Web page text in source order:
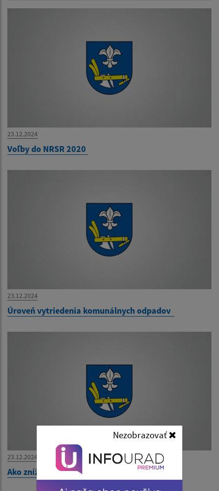
Nezobrazovať
23.12.2024
Voľby do NRSR 2020
23.12.2024
Úroveň vytriedenia komunálnych odpadov
23.12.2024
Ako znížiť riziko infekcie koronavírusom?